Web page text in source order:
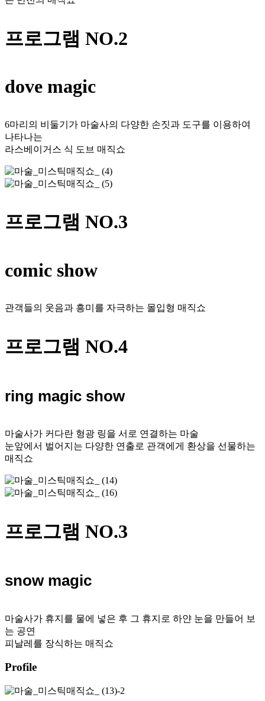
프로그램 NO.2
dove magic
6마리의 비둘기가 마술사의 다양한 손짓과 도구를 이용하여
나타나는
라스베이거스 식 도브 매직쇼
프로그램 NO.3
comic show
관객들의 웃음과 흥미를 자극하는 몰입형 매직쇼
프로그램 NO.4
ring magic show
마술사가 커다란 형광 링을 서로 연결하는 마술
눈앞에서 벌어지는 다양한 연출로 관객에게 환상을 선물하는
매직쇼
프로그램 NO.3
snow magic
마술사가 휴지를 물에 넣은 후 그 휴지로 하얀 눈을 만들어 보
는 공연
피날레를 장식하는 매직쇼
Profile